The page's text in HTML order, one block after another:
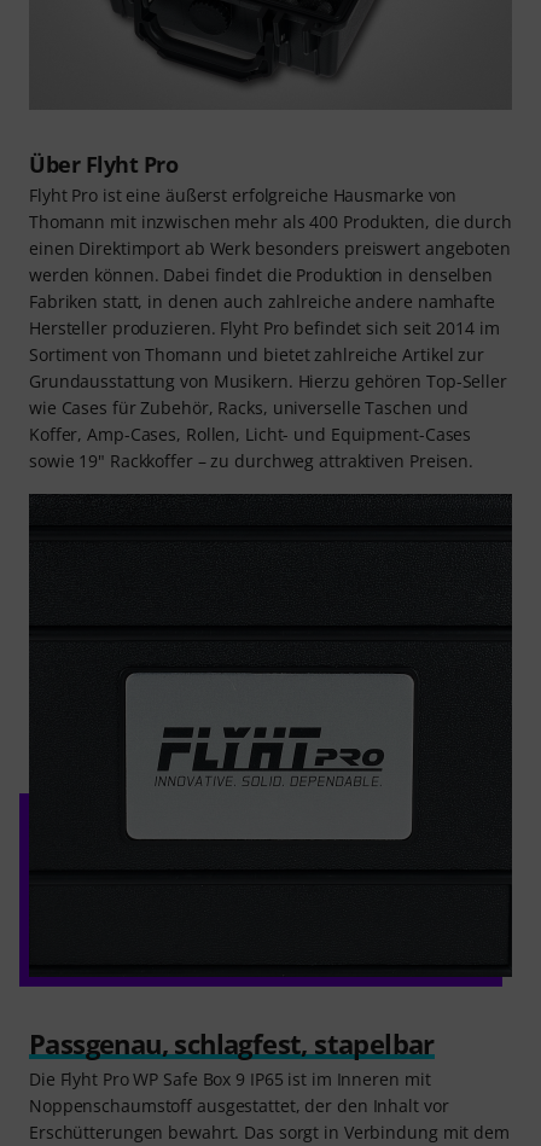
Über Flyht Pro
Flyht Pro ist eine äußerst erfolgreiche Hausmarke von
Thomann mit inzwischen mehr als 400 Produkten, die durch
einen Direktimport ab Werk besonders preiswert angeboten
werden können. Dabei findet die Produktion in denselben
Fabriken statt, in denen auch zahlreiche andere namhafte
Hersteller produzieren. Flyht Pro befindet sich seit 2014 im
Sortiment von Thomann und bietet zahlreiche Artikel zur
Grundausstattung von Musikern. Hierzu gehören Top-Seller
wie Cases für Zubehör, Racks, universelle Taschen und
Koffer, Amp-Cases, Rollen, Licht- und Equipment-Cases
sowie 19" Rackkoffer – zu durchweg attraktiven Preisen.
Passgenau, schlagfest, stapelbar
Die Flyht Pro WP Safe Box 9 IP65 ist im Inneren mit
Noppenschaumstoff ausgestattet, der den Inhalt vor
Erschütterungen bewahrt. Das sorgt in Verbindung mit dem